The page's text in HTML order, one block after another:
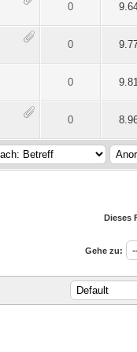
0
0
0
0
Dieses
Gehe zu: